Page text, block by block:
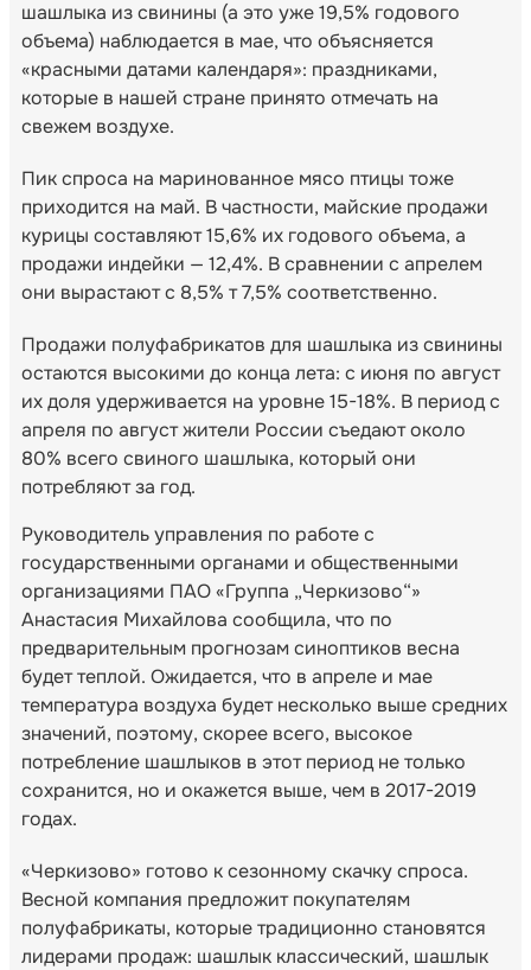
шашлыка из свинины (а это уже 19,5% годового
объема) наблюдается в мае, что объясняется
«красными датами календаря»: праздниками,
которые в нашей стране принято отмечать на
свежем воздухе.
Пик спроса на маринованное мясо птицы тоже
приходится на май. В частности, майские продажи
курицы составляют 15,6% их годового объема, а
продажи индейки — 12,4%. В сравнении с апрелем
они вырастают с 8,5% т 7,5% соответственно.
Продажи полуфабрикатов для шашлыка из свинины
остаются высокими до конца лета: с июня по август
их доля удерживается на уровне 15-18%. В период с
апреля по август жители России съедают около
80% всего свиного шашлыка, который они
потребляют за год.
Руководитель управления по работе с
государственными органами и общественными
организациями ПАО «Группа „Черкизово“»
Анастасия Михайлова сообщила, что по
предварительным прогнозам синоптиков весна
будет теплой. Ожидается, что в апреле и мае
температура воздуха будет несколько выше средних
значений, поэтому, скорее всего, высокое
потребление шашлыков в этот период не только
сохранится, но и окажется выше, чем в 2017-2019
годах.
«Черкизово» готово к сезонному скачку спроса.
Весной компания предложит покупателям
полуфабрикаты, которые традиционно становятся
лидерами продаж: шашлык классический, шашлык